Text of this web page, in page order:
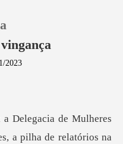
2023
e relatórios na